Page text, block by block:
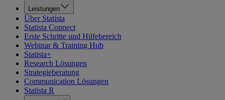
Leistungen
Über Statista
Statista Connect
Erste Schritte und Hilfebereich
Webinar & Training Hub
Statista+
Research Lösungen
Strategieberatung
Communication Lösungen
Statista R